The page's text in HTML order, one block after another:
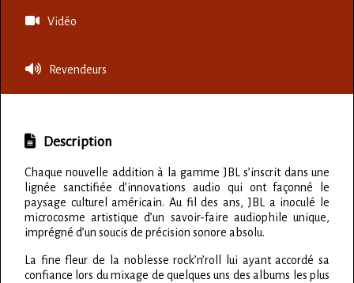
Vidéo
Revendeurs
Description
Chaque nouvelle addition à la gamme JBL s’inscrit dans une
lignée sanctifiée d’innovations audio qui ont façonné le
paysage culturel américain. Au fil des ans, JBL a inoculé le
microcosme artistique d’un savoir-faire audiophile unique,
imprégné d’un soucis de précision sonore absolu.
La fine fleur de la noblesse rock’n’roll lui ayant accordé sa
confiance lors du mixage de quelques uns des albums les plus